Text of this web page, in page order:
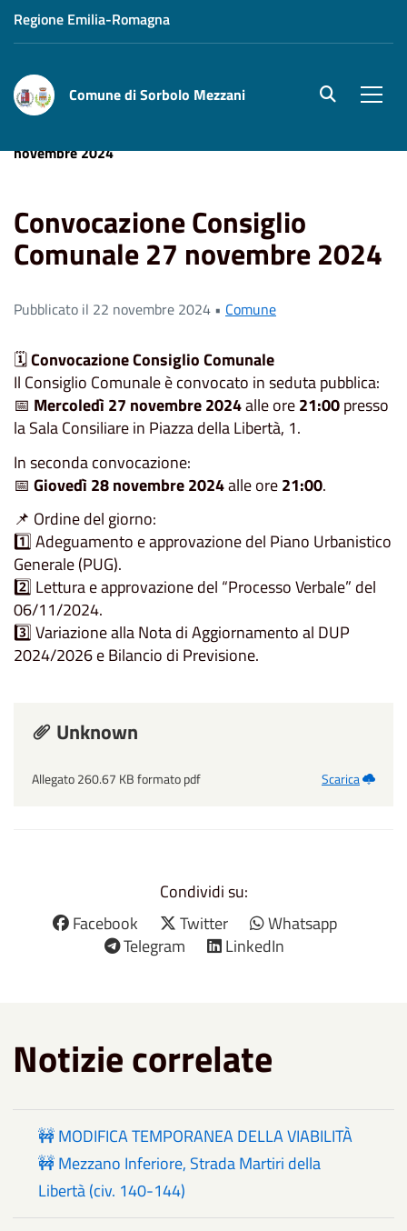
Regione Emilia-Romagna
Comune di Sorbolo Mezzani site.searc
novembre 2024
Convocazione Consiglio
Comunale 27 novembre 2024
Pubblicato il 22 novembre 2024 • Comune
🗓️Convocazione Consiglio Comunale
Il Consiglio Comunale è convocato in seduta pubblica:
📅 Mercoledì 27 novembre 2024alle ore21:00presso
la Sala Consiliare in Piazza della Libertà, 1.
In seconda convocazione:
📅 Giovedì 28 novembre 2024alle ore21:00.
📌 Ordine del giorno:
1️⃣ Adeguamento e approvazione del Piano Urbanistico
Generale (PUG).
2️⃣ Lettura e approvazione del “Processo Verbale” del
06/11/2024.
3️⃣ Variazione alla Nota di Aggiornamento al DUP
2024/2026 e Bilancio di Previsione.
Unknown
Allegato 260.67 KB formato pdf Scarica
Condividi su:
Facebook
Twitter
Whatsapp
Telegram
LinkedIn
Notizie correlate
🚧 MODIFICA TEMPORANEA DELLA VIABILITÀ
🚧 Mezzano Inferiore, Strada Martiri della
Libertà (civ. 140-144)